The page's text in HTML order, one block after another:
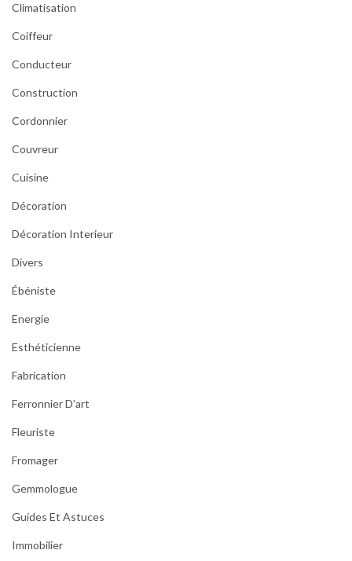
Climatisation
Coiffeur
Conducteur
Construction
Cordonnier
Couvreur
Cuisine
Décoration
Décoration Interieur
Divers
Ébéniste
Energie
Esthéticienne
Fabrication
Ferronnier D’art
Fleuriste
Fromager
Gemmologue
Guides Et Astuces
Immobilier